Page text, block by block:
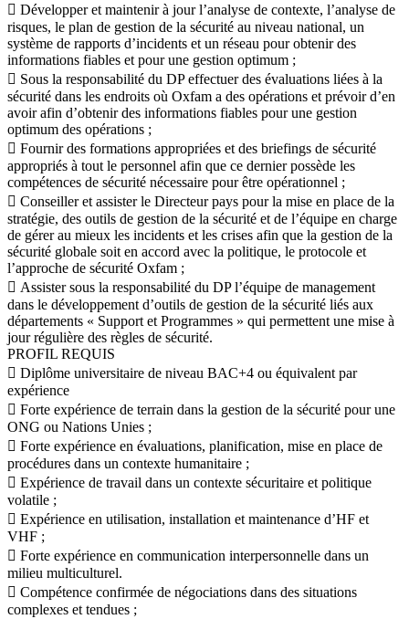
 Développer et maintenir à jour l’analyse de contexte, l’analyse de
risques, le plan de gestion de la sécurité au niveau national, un
système de rapports d’incidents et un réseau pour obtenir des
informations fiables et pour une gestion optimum ;
 Sous la responsabilité du DP effectuer des évaluations liées à la
sécurité dans les endroits où Oxfam a des opérations et prévoir d’en
avoir afin d’obtenir des informations fiables pour une gestion
optimum des opérations ;
 Fournir des formations appropriées et des briefings de sécurité
appropriés à tout le personnel afin que ce dernier possède les
compétences de sécurité nécessaire pour être opérationnel ;
 Conseiller et assister le Directeur pays pour la mise en place de la
stratégie, des outils de gestion de la sécurité et de l’équipe en charge
de gérer au mieux les incidents et les crises afin que la gestion de la
sécurité globale soit en accord avec la politique, le protocole et
l’approche de sécurité Oxfam ;
 Assister sous la responsabilité du DP l’équipe de management
dans le développement d’outils de gestion de la sécurité liés aux
départements « Support et Programmes » qui permettent une mise à
jour régulière des règles de sécurité.
PROFIL REQUIS
 Diplôme universitaire de niveau BAC+4 ou équivalent par
expérience
 Forte expérience de terrain dans la gestion de la sécurité pour une
ONG ou Nations Unies ;
 Forte expérience en évaluations, planification, mise en place de
procédures dans un contexte humanitaire ;
 Expérience de travail dans un contexte sécuritaire et politique
volatile ;
 Expérience en utilisation, installation et maintenance d’HF et
VHF ;
 Forte expérience en communication interpersonnelle dans un
milieu multiculturel.
 Compétence confirmée de négociations dans des situations
complexes et tendues ;